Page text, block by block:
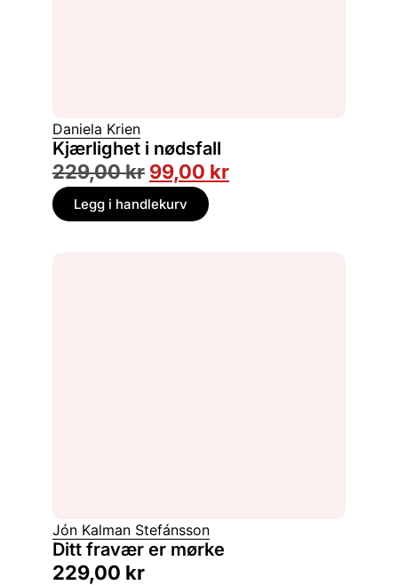
Daniela Krien
Kjærlighet i nødsfall
229,00kr 99,00 kr
Legg i handlekurv
Jón Kalman Stefánsson
Ditt fravær er mørke
229,00 kr